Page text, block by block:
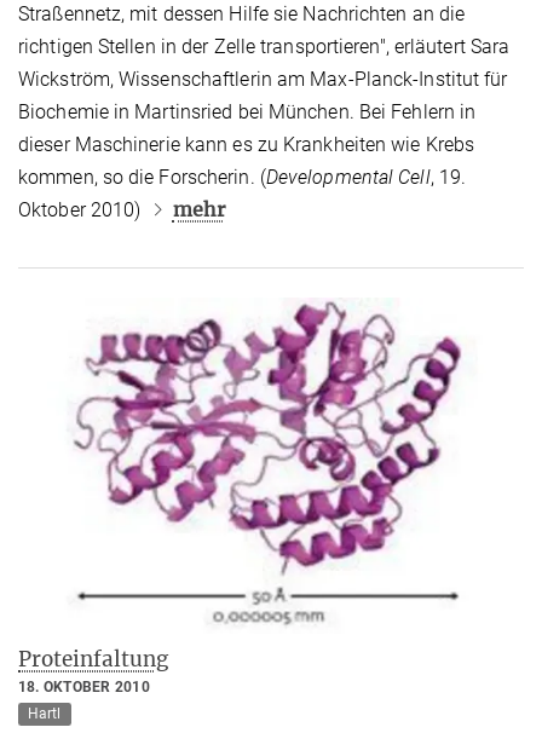
Straßennetz, mit dessen Hilfe sie Nachrichten an die
richtigen Stellen in der Zelle transportieren", erläutert Sara
Wickström, Wissenschaftlerin am Max-Planck-Institut für
Biochemie in Martinsried bei München. Bei Fehlern in
dieser Maschinerie kann es zu Krankheiten wie Krebs
kommen, so die Forscherin. (Developmental Cell, 19.
Oktober 2010)
mehr
Proteinfaltung
18. OKTOBER 2010
Hartl